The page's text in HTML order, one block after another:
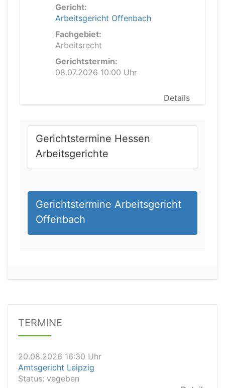
Gericht:
Arbeitsgericht Offenbach
Fachgebiet:
Arbeitsrecht
Gerichtstermin:
08.07.2026 10:00 Uhr
Details
Gerichtstermine Hessen
Arbeitsgerichte
Gerichtstermine Arbeitsgericht
Offenbach
TERMINE
20.08.2026 13:45 Uhr
Status:vegeben
20.08.2026 15:30 Uhr